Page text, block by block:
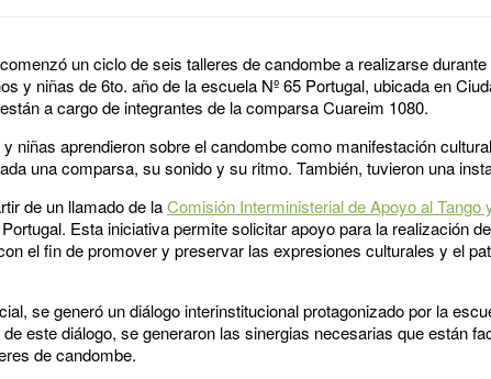
un ciclo de seis talleres de candombe a realizarse
y niñas de 6to. año de la escuela Nº 65 Portugal, ubicada en
a cargo de integrantes de la comparsa Cuareim 1080.
niñas aprendieron sobre el candombe como manifestación
una comparsa, su sonido y su ritmo. También, tuvieron una
de un llamado de laComisión Interministerial de Apoyo al Tango
Esta iniciativa permite solicitar apoyo para la realización
el fin de promover y preservar las expresiones culturales y el
se generó un diálogo interinstitucional protagonizado por la
este diálogo, se generaron las sinergias necesarias que están
de candombe.